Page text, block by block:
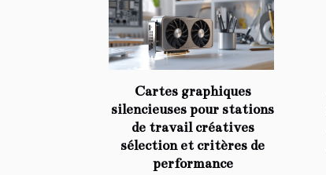
Cartes graphiques
silencieuses pour stations
de travail créatives
sélection et critères de
performance